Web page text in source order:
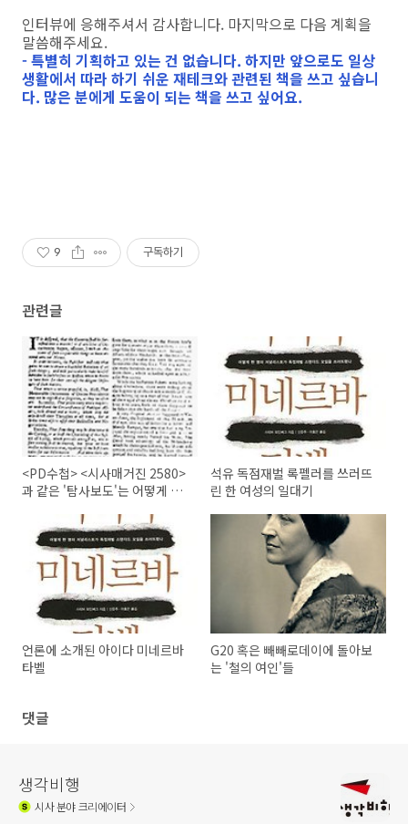
인터뷰에 응해주셔서 감사합니다. 마지막으로 다음 계획을
말씀해주세요.
- 특별히 기획하고 있는 건 없습니다. 하지만 앞으로도 일상
생활에서 따라 하기 쉬운 재테크와 관련된 책을 쓰고 싶습니
다. 많은 분에게 도움이 되는 책을 쓰고 싶어요.
9 구독하기
관련글
<PD수첩> <시사매거진 2580>
과 같은 '탐사보도'는 어떻게 시
석유 독점재벌 록펠러를 쓰러뜨
린 한 여성의 일대기
언론에 소개된 아이다 미네르바
타벨
G20 혹은 빼빼로데이에 돌아보
는 '철의 여인'들
댓글
생각비행
시사분야 크리에이터